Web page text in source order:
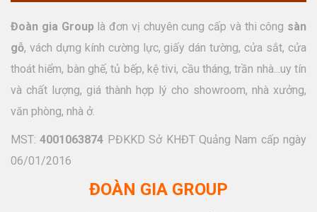
Đoàn gia Group là đơn vị chuyên cung cấp và thi công sàn
gỗ, vách dựng kính cường lực, giấy dán tường, cửa sắt, cửa
thoát hiểm, bàn ghế, tủ bếp, kệ tivi, cầu tháng, trần nhà...uy tín
và chất lượng, giá thành hợp lý cho showroom, nhà xưởng,
văn phòng, nhà ở.
MST:4001063874 PĐKKD Sở KHĐT Quảng Nam cấp ngày
06/01/2016
ĐOÀN GIA GROUP